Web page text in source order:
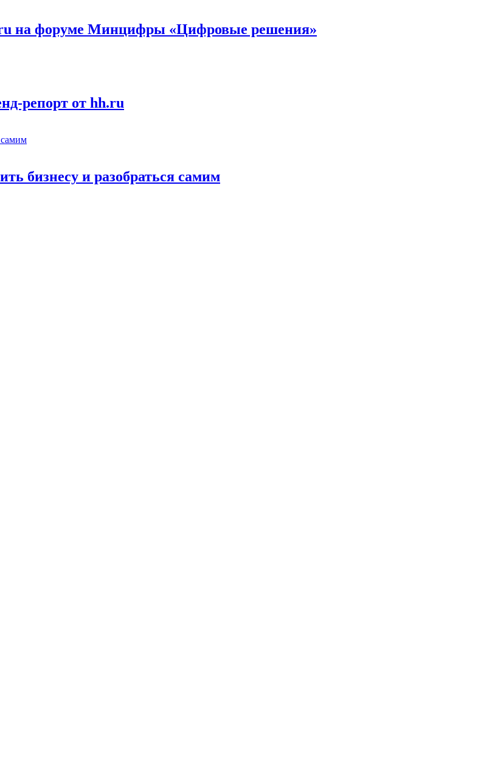
на форуме Минцифры «Цифровые решения»
репорт от hh.ru
бизнесу и разобраться самим